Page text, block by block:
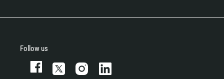
Follow us